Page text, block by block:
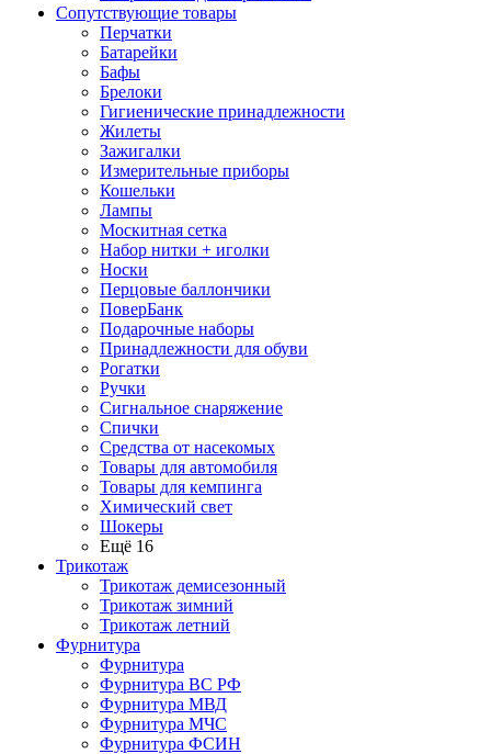
Сопутствующие товары
Перчатки
Батарейки
Бафы
Брелоки
Гигиенические принадлежности
Жилеты
Зажигалки
Измерительные приборы
Кошельки
Лампы
Москитная сетка
Набор нитки + иголки
Носки
Перцовые баллончики
ПоверБанк
Подарочные наборы
Принадлежности для обуви
Рогатки
Ручки
Сигнальное снаряжение
Спички
Средства от насекомых
Товары для автомобиля
Товары для кемпинга
Химический свет
Шокеры
Ещё 16
Трикотаж
Трикотаж демисезонный
Трикотаж зимний
Трикотаж летний
Фурнитура
Фурнитура
Фурнитура ВС РФ
Фурнитура МВД
Фурнитура МЧС
Фурнитура ФСИН